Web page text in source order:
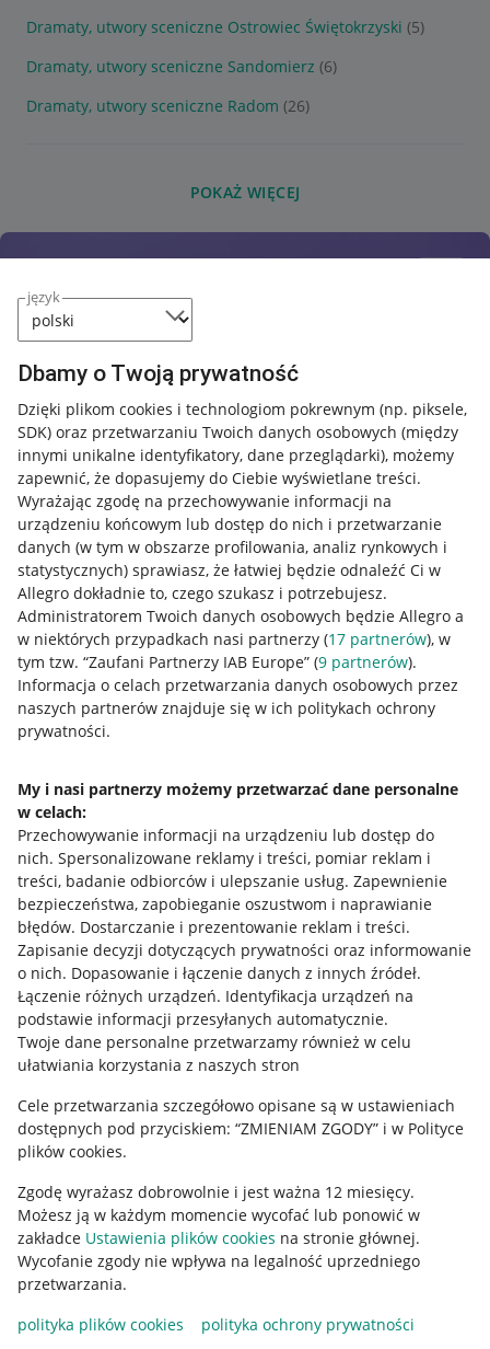
język
Dbamy o Twoją prywatność
Dzięki plikom cookies i technologiom pokrewnym (np. piksele,
SDK) oraz przetwarzaniu Twoich danych osobowych (między
innymi unikalne identyfikatory, dane przeglądarki), możemy
zapewnić, że dopasujemy do Ciebie wyświetlane treści.
Wyrażając zgodę na przechowywanie informacji na
urządzeniu końcowym lub dostęp do nich i przetwarzanie
danych (w tym w obszarze profilowania, analiz rynkowych i
statystycznych) sprawiasz, że łatwiej będzie odnaleźć Ci w
Allegro dokładnie to, czego szukasz i potrzebujesz.
Administratorem Twoich danych osobowych będzie Allegro a
w niektórych przypadkach nasi partnerzy (17 partnerów), w
tym tzw. “Zaufani Partnerzy IAB Europe” (9 partnerów).
Informacja o celach przetwarzania danych osobowych przez
naszych partnerów znajduje się w ich politykach ochrony
prywatności.
My i nasi partnerzy możemy przetwarzać dane personalne
w celach:
Przechowywanie informacji na urządzeniu lub dostęp do
nich. Spersonalizowane reklamy i treści, pomiar reklam i
treści, badanie odbiorców i ulepszanie usług. Zapewnienie
bezpieczeństwa, zapobieganie oszustwom i naprawianie
błędów. Dostarczanie i prezentowanie reklam i treści.
Zapisanie decyzji dotyczących prywatności oraz informowanie
o nich. Dopasowanie i łączenie danych z innych źródeł.
Łączenie różnych urządzeń. Identyfikacja urządzeń na
podstawie informacji przesyłanych automatycznie.
Twoje dane personalne przetwarzamy również w celu
ułatwiania korzystania z naszych stron
Cele przetwarzania szczegółowo opisane są w ustawieniach
dostępnych pod przyciskiem: “ZMIENIAM ZGODY” i w Polityce
plików cookies.
Zgodę wyrażasz dobrowolnie i jest ważna 12 miesięcy.
Możesz ją w każdym momencie wycofać lub ponowić w
zakładce Ustawienia plików cookies na stronie głównej.
Wycofanie zgody nie wpływa na legalność uprzedniego
przetwarzania.
polityka plików cookies
polityka ochrony prywatności
Dramaty, utwory sceniczne Ostrowiec Świętokrzyski (5)
Dramaty, utwory sceniczne Sandomierz (6)
Dramaty, utwory sceniczne Radom (26)
POKAŻ WIĘCEJ
Nawigacja
Przydatne informacje
Jak to działa
Allegro Gadane dla sprzedających
Allegro Gadane dla kupujących
Mapa miejscowości
Informacje prawne
Regulamin
Polityka plików "cookies"
Ustawienia plików "cookies"
Udostępnianie lokalizacji
Informacje dla Aktu o Usługach Cyfrowych
Pobierz aplikację